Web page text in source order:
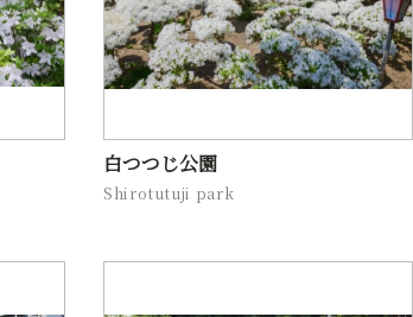
白つつじ公園
Shirotutuji park